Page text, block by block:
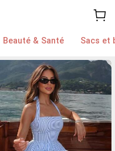
Beauté & Santé Sacs et